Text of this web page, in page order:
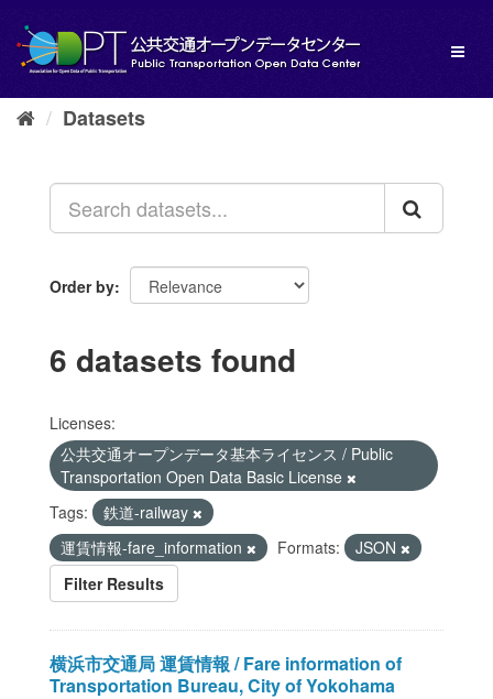
content
Datasets
Order by
6 datasets found
Licenses:
公共交通オープンデータ基本ライセンス / Public
Transportation Open Data Basic License
Tags:
鉄道-railway
運賃情報-fare_information
Formats:
JSON
Filter Results
横浜市交通局 運賃情報 / Fare information of
Transportation Bureau, City of Yokohama